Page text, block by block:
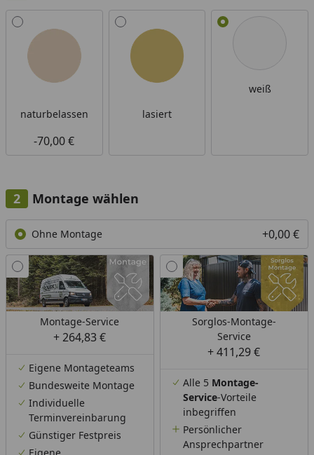
Alle anzeigen (3)
naturbelassen
-70,00 €
lasiert
weiß
Montage wählen
Ohne Montage +0,00 €
Montage-Service
+ 264,83 €
Eigene Montageteams
Bundesweite Montage
Individuelle
Terminvereinbarung
Günstiger Festpreis
Eigene
Sorglos-Montage-
Service
+ 411,29 €
Alle 5 Montage-
Service-Vorteile
inbegriffen
Persönlicher
Ansprechpartner